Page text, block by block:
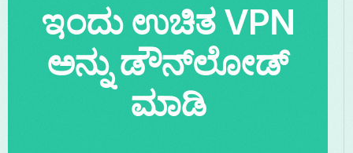
ಇಂದು ಉಚಿತ VPN
ಅನ್ನು ಡೌನ್‌ಲೋಡ್
ಮಾಡಿ